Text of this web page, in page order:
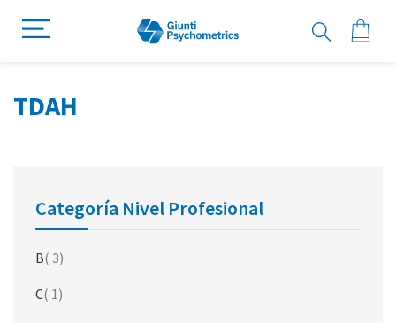
TDAH
Categoría Nivel Profesional
B 3artículo
C 1artículo